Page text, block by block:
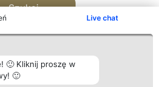
Live chat
🙂 Kliknij proszę w
🙂
Szukaj